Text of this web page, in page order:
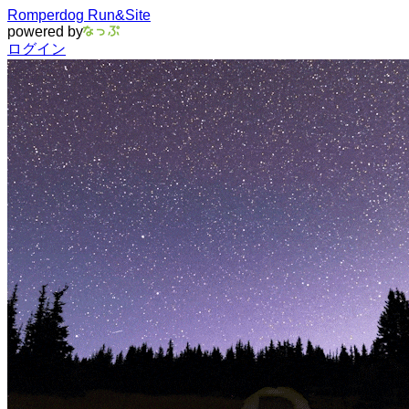
Romperdog Run&Site
powered by
ログイン